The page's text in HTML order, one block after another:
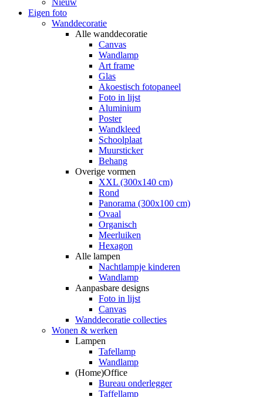
Eigen foto
Wanddecoratie
Alle wanddecoratie
Canvas
Wandlamp
Art frame
Glas
Akoestisch fotopaneel
Foto in lijst
Aluminium
Poster
Wandkleed
Schoolplaat
Muursticker
Behang
Overige vormen
XXL (300x140 cm)
Rond
Panorama (300x100 cm)
Ovaal
Organisch
Meerluiken
Hexagon
Alle lampen
Nachtlampje kinderen
Wandlamp
Aanpasbare designs
Foto in lijst
Canvas
Wanddecoratie collecties
Wonen & werken
Lampen
Tafellamp
Wandlamp
(Home)Office
Bureau onderlegger
Taffellamp